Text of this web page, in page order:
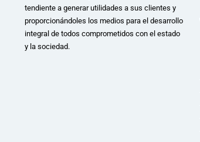
tendiente a generar utilidades a sus clientes y
proporcionándoles los medios para el desarrollo
integral de todos comprometidos con el estado
y la sociedad.